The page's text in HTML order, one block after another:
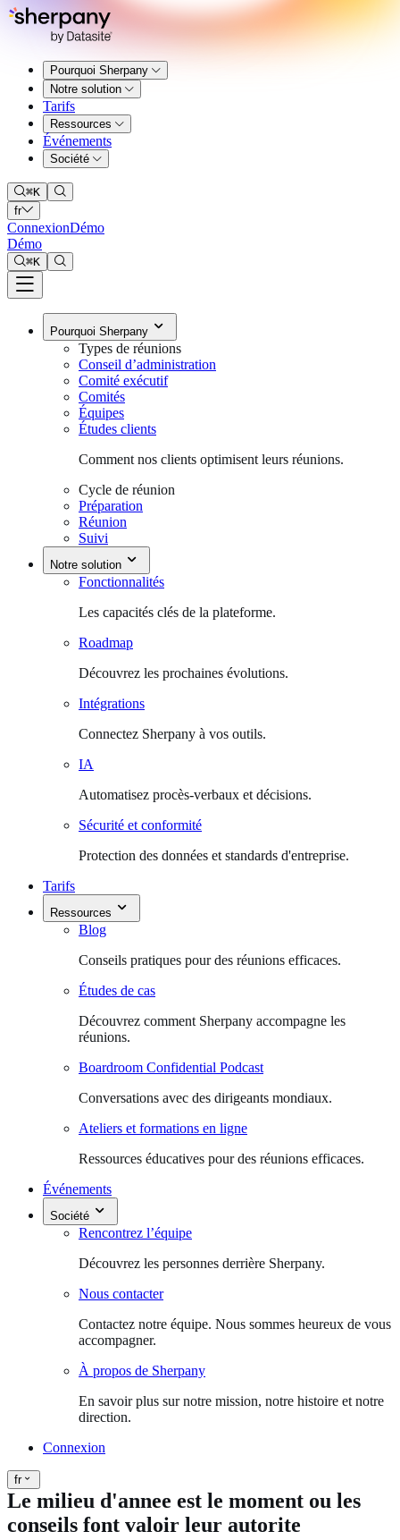
Pourquoi Sherpany
Notre solution
Tarifs
Ressources
Événements
Société
⌘K
fr
ConnexionDémo
Démo
⌘K
Pourquoi Sherpany
Types de réunions
Conseil d’administration
Comité exécutif
Comités
Équipes
Études clients
Comment nos clients optimisent leurs réunions.
Cycle de réunion
Préparation
Réunion
Suivi
Notre solution
Fonctionnalités
Les capacités clés de la plateforme.
Roadmap
Découvrez les prochaines évolutions.
Intégrations
Connectez Sherpany à vos outils.
IA
Automatisez procès-verbaux et décisions.
Sécurité et conformité
Protection des données et standards d'entreprise.
Tarifs
Ressources
Blog
Conseils pratiques pour des réunions efficaces.
Études de cas
Découvrez comment Sherpany accompagne les
réunions.
Boardroom Confidential Podcast
Conversations avec des dirigeants mondiaux.
Ateliers et formations en ligne
Ressources éducatives pour des réunions efficaces.
Événements
Société
Rencontrez l’équipe
Découvrez les personnes derrière Sherpany.
Nous contacter
Contactez notre équipe. Nous sommes heureux de vous
accompagner.
À propos de Sherpany
En savoir plus sur notre mission, notre histoire et notre
direction.
Connexion
fr
Le milieu d'annee est le moment ou les
conseils font valoir leur autorite